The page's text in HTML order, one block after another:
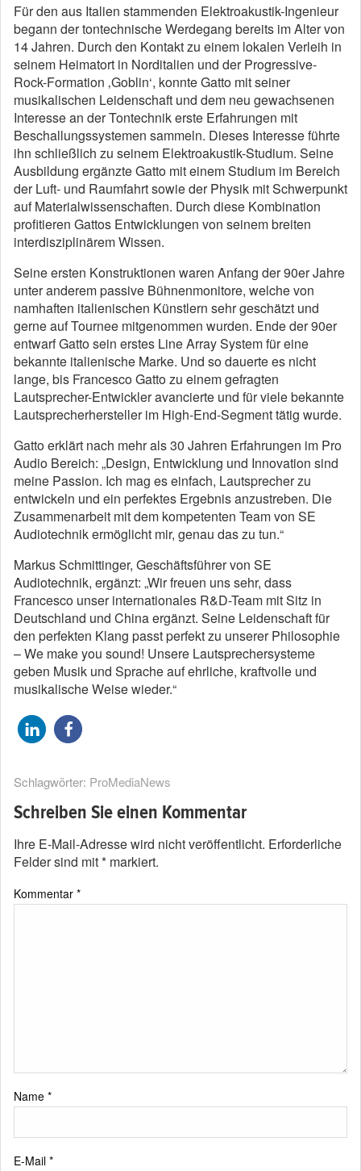
Für den aus Italien stammenden Elektroakustik-Ingenieur
begann der tontechnische Werdegang bereits im Alter von
14 Jahren. Durch den Kontakt zu einem lokalen Verleih in
seinem Heimatort in Norditalien und der Progressive-
Rock-Formation ‚Goblin‘, konnte Gatto mit seiner
musikalischen Leidenschaft und dem neu gewachsenen
Interesse an der Tontechnik erste Erfahrungen mit
Beschallungssystemen sammeln. Dieses Interesse führte
ihn schließlich zu seinem Elektroakustik-Studium. Seine
Ausbildung ergänzte Gatto mit einem Studium im Bereich
der Luft- und Raumfahrt sowie der Physik mit Schwerpunkt
auf Materialwissenschaften. Durch diese Kombination
profitieren Gattos Entwicklungen von seinem breiten
interdisziplinärem Wissen.
Seine ersten Konstruktionen waren Anfang der 90er Jahre
unter anderem passive Bühnenmonitore, welche von
namhaften italienischen Künstlern sehr geschätzt und
gerne auf Tournee mitgenommen wurden. Ende der 90er
entwarf Gatto sein erstes Line Array System für eine
bekannte italienische Marke. Und so dauerte es nicht
lange, bis Francesco Gatto zu einem gefragten
Lautsprecher-Entwickler avancierte und für viele bekannte
Lautsprecherhersteller im High-End-Segment tätig wurde.
Gatto erklärt nach mehr als 30 Jahren Erfahrungen im Pro
Audio Bereich: „Design, Entwicklung und Innovation sind
meine Passion. Ich mag es einfach, Lautsprecher zu
entwickeln und ein perfektes Ergebnis anzustreben. Die
Zusammenarbeit mit dem kompetenten Team von SE
Audiotechnik ermöglicht mir, genau das zu tun.“
Markus Schmittinger, Geschäftsführer von SE
Audiotechnik, ergänzt: „Wir freuen uns sehr, dass
Francesco unser internationales R&D-Team mit Sitz in
Deutschland und China ergänzt. Seine Leidenschaft für
den perfekten Klang passt perfekt zu unserer Philosophie
– We make you sound! Unsere Lautsprechersysteme
geben Musik und Sprache auf ehrliche, kraftvolle und
musikalische Weise wieder.“
Schlagwörter: ProMediaNews
Schreiben Sie einen Kommentar
Ihre E-Mail-Adresse wird nicht veröffentlicht. Erforderliche
Felder sind mit* markiert.
Kommentar *
Name *
E-Mail *